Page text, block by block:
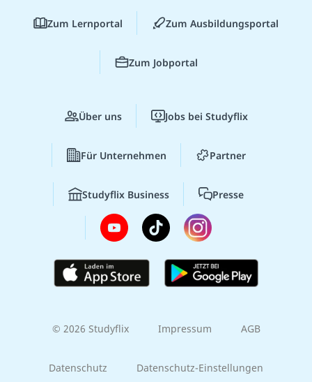
Zum Lernportal Zum Ausbildungsportal
Zum Jobportal
Über uns Jobs bei Studyflix
Für Unternehmen Partner
Studyflix Business Presse
© 2026 Studyflix Impressum AGB
Datenschutz Datenschutz-Einstellungen